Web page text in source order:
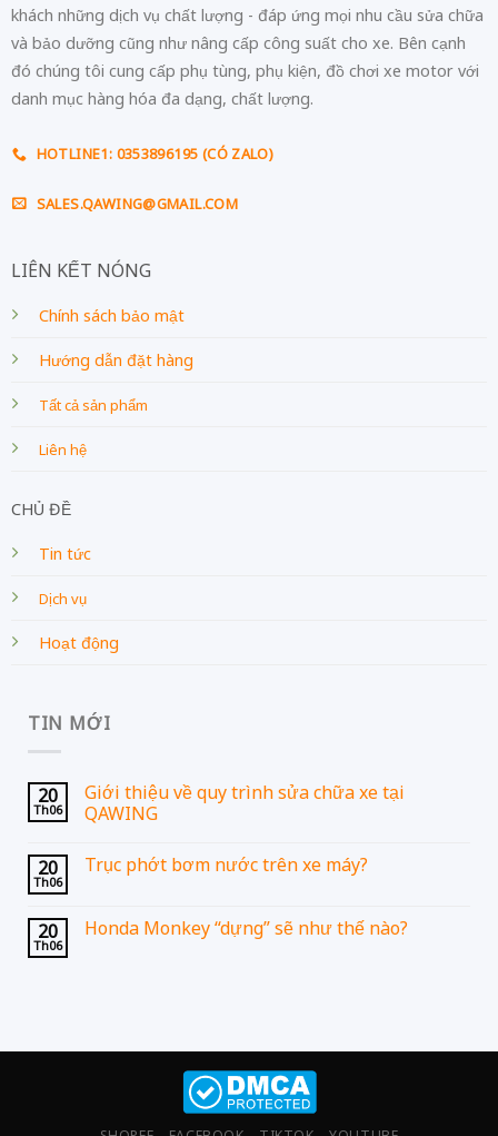
khách những dịch vụ chất lượng - đáp ứng mọi nhu cầu sửa chữa
và bảo dưỡng cũng như nâng cấp công suất cho xe. Bên cạnh
đó chúng tôi cung cấp phụ tùng, phụ kiện, đồ chơi xe motor với
danh mục hàng hóa đa dạng, chất lượng.
HOTLINE1: 0353896195 (CÓ ZALO)
SALES.QAWING@GMAIL.COM
LIÊN KẾT NÓNG
Chính sách bảo mật
Hướng dẫn đặt hàng
Tất cả sản phẩm
Liên hệ
CHỦ ĐỀ
Tin tức
Dịch vụ
Hoạt động
TIN MỚI
20
Th06
Giới thiệu về quy trình sửa chữa xe tại
QAWING
20
Th06
Trục phớt bơm nước trên xe máy?
20
Th06
Honda Monkey “dựng” sẽ như thế nào?